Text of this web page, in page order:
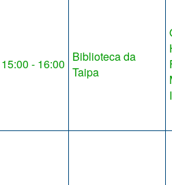
15:00 - 16:00 Biblioteca da
Taipa